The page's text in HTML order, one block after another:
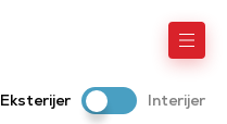
Eksterijer Interijer